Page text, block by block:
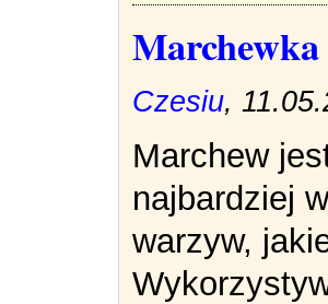
Marchewka
Czesiu,
Marchew
najbardziej
warzyw,